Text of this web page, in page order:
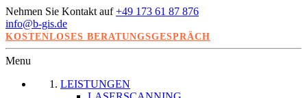
Nehmen Sie Kontakt auf+49 173 61 87 876
info@b-gis.de
KOSTENLOSES BERATUNGSGESPRÄCH
Menu
LEISTUNGEN